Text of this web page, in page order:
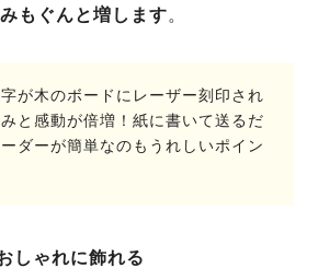
もぐんと増します。
が木のボードにレーザー刻印され
と感動が倍増！紙に書いて送るだ
ダーが簡単なのもうれしいポイン
しゃれに飾れる